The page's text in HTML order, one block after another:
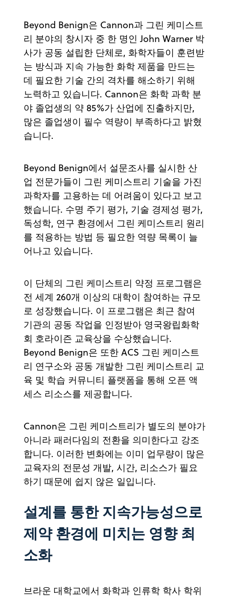
Beyond Benign은 Cannon과 그린 케미스트
리 분야의 창시자 중 한 명인 John Warner 박
사가 공동 설립한 단체로, 화학자들이 훈련받
는 방식과 지속 가능한 화학 제품을 만드는
데 필요한 기술 간의 격차를 해소하기 위해
노력하고 있습니다. Cannon은 화학 과학 분
야 졸업생의 약 85%가 산업에 진출하지만,
많은 졸업생이 필수 역량이 부족하다고 밝혔
습니다.
Beyond Benign에서 설문조사를 실시한 산
업 전문가들이 그린 케미스트리 기술을 가진
과학자를 고용하는 데 어려움이 있다고 보고
했습니다. 수명 주기 평가, 기술 경제성 평가,
독성학, 연구 환경에서 그린 케미스트리 원리
를 적용하는 방법 등 필요한 역량 목록이 늘
어나고 있습니다.
이 단체의 그린 케미스트리 약정 프로그램은
전 세계 260개 이상의 대학이 참여하는 규모
로 성장했습니다. 이 프로그램은 최근 참여
기관의 공동 작업을 인정받아 영국왕립화학
회 호라이즌 교육상을 수상했습니다.
Beyond Benign은 또한 ACS 그린 케미스트
리 연구소와 공동 개발한 그린 케미스트리 교
육 및 학습 커뮤니티 플랫폼을 통해 오픈 액
세스 리소스를 제공합니다.
Cannon은 그린 케미스트리가 별도의 분야가
아니라 패러다임의 전환을 의미한다고 강조
합니다. 이러한 변화에는 이미 업무량이 많은
교육자의 전문성 개발, 시간, 리소스가 필요
하기 때문에 쉽지 않은 일입니다.
설계를 통한 지속가능성으로
제약 환경에 미치는 영향 최
소화
브라운 대학교에서 화학과 인류학 학사 학위